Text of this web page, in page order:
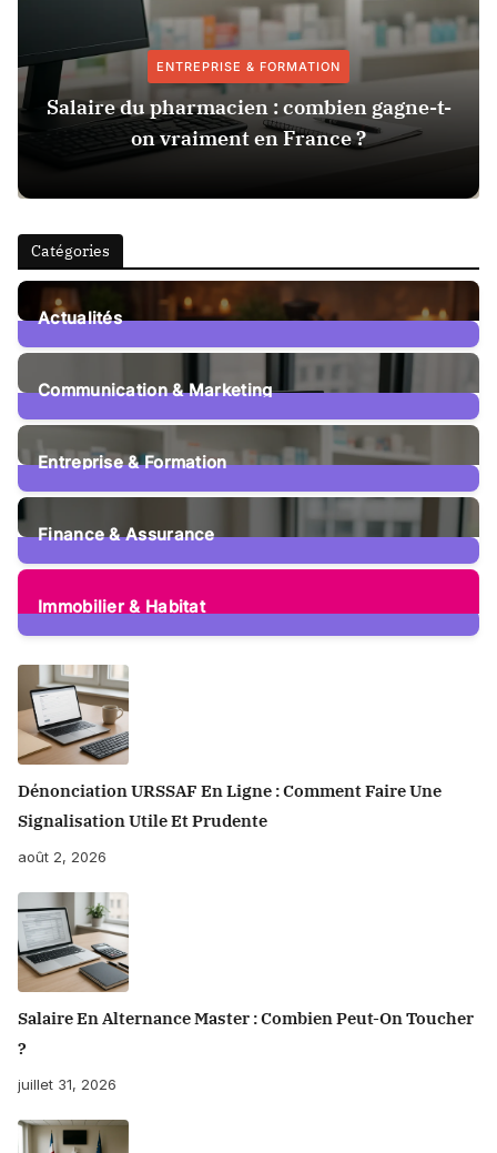
ENTREPRISE & FORMATION
Salaire du pharmacien : combien gagne-t-
on vraiment en France ?
Catégories
Actualités
15Posts
Communication & Marketing
12Posts
Entreprise & Formation
105Posts
Finance & Assurance
73Posts
Immobilier & Habitat
Dénonciation URSSAF En Ligne : Comment Faire Une
Signalisation Utile Et Prudente
août 2, 2026
Salaire En Alternance Master : Combien Peut-On Toucher
?
juillet 31, 2026